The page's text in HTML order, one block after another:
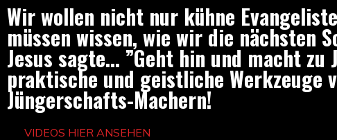
Wir wollen nicht nur kühne
müssen wissen, wie wir die nächsten
Jesus sagte... ”Geht hin und macht zu
praktische und geistliche Werkzeuge
Jüngerschafts-Machern!
VIDEOS HIER ANSEHEN